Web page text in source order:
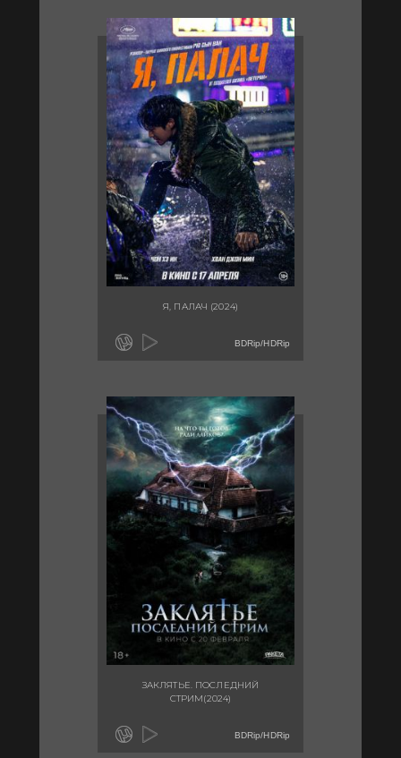
Я, ПАЛАЧ (2024)
BDRip/HDRip
ЗАКЛЯТЬЕ. ПОСЛЕДНИЙ
СТРИМ(2024)
BDRip/HDRip